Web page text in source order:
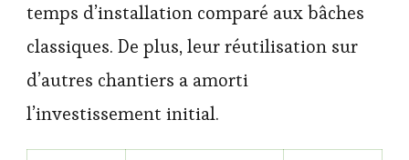
temps d’installation comparé aux bâches
classiques. De plus, leur réutilisation sur
d’autres chantiers a amorti
l’investissement initial.